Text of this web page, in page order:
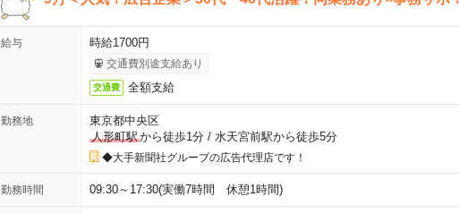
給与 時給1700円
交通費別途支給あり
交通費 全額支給
勤務地
東京都中央区
人形町駅から徒歩1分/ 水天宮前駅から徒歩5分
◆大手新聞社グループの広告代理店です！
勤務時間 09:30～17:30(実働7時間 休憩1時間)